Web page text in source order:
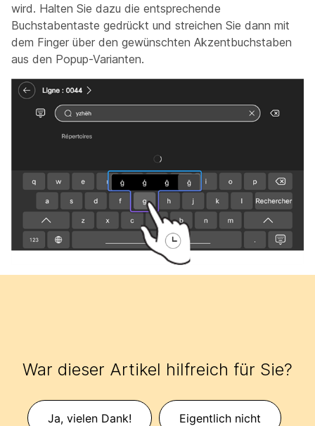
wird. Halten Sie dazu die entsprechende
Buchstabentaste gedrückt und streichen Sie dann mit
dem Finger über den gewünschten Akzentbuchstaben
aus den Popup-Varianten.
War dieser Artikel hilfreich für Sie?
Ja, vielen Dank! Eigentlich nicht